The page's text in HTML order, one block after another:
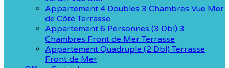
Appartement 4 Doubles 3 Chambres Vue Mer
de Côté Terrasse
Appartement 6 Personnes (3 Dbl) 3
Chambres Front de Mer Terrasse
Appartement Quadruple (2 Dbl) Terrasse
Front de Mer